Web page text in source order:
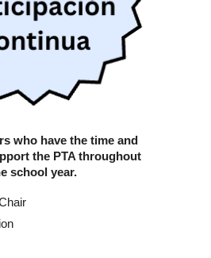
who have the time and
the PTA throughout
school year.